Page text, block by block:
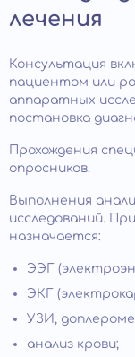
лечения
Консультация
пациентом или
аппаратных
постановка
Прохождения
опросников.
Выполнения
исследований.
назначается:
ЭЭГ
ЭКГ
УЗИ,
анализ крови;